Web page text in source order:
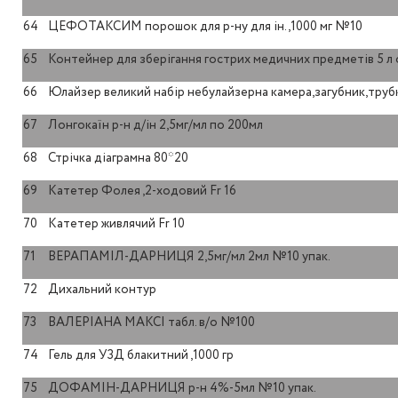
64
ЦЕФОТАКСИМ порошок для р-ну для ін.,1000 мг №10
65
Контейнер для зберігання гострих медичних предметів 5
66
Юлайзер великий набір небулайзерна
67
Лонгокаїн р-н д/ін 2,5мг/мл по 200мл
68
Стрічка діаграмна 80*20
69
Катетер Фолея ,2-ходовий Fr 16
70
Катетер живлячий Fr 10
71
ВЕРАПАМІЛ-ДАРНИЦЯ 2,5мг/мл 2мл №10 упак.
72
Дихальний контур
73
ВАЛЕРІАНА МАКСІ табл. в/о №100
74
Гель для УЗД блакитний ,1000 гр
75
ДОФАМІН-ДАРНИЦЯ р-н 4%-5мл №10 упак.